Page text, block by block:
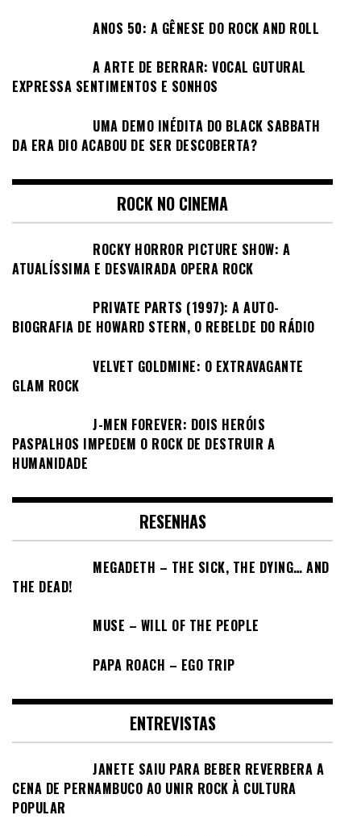
ANOS 50: A GÊNESE DO ROCK AND ROLL
A ARTE DE BERRAR: VOCAL GUTURAL
EXPRESSA SENTIMENTOS E SONHOS
UMA DEMO INÉDITA DO BLACK SABBATH
DA ERA DIO ACABOU DE SER DESCOBERTA?
ROCK NO CINEMA
ROCKY HORROR PICTURE SHOW: A
ATUALÍSSIMA E DESVAIRADA OPERA ROCK
PRIVATE PARTS (1997): A AUTO-
BIOGRAFIA DE HOWARD STERN, O REBELDE DO RÁDIO
VELVET GOLDMINE: O EXTRAVAGANTE
GLAM ROCK
J-MEN FOREVER: DOIS HERÓIS
PASPALHOS IMPEDEM O ROCK DE DESTRUIR A
HUMANIDADE
RESENHAS
MEGADETH – THE SICK, THE DYING… AND
THE DEAD!
MUSE – WILL OF THE PEOPLE
PAPA ROACH – EGO TRIP
ENTREVISTAS
JANETE SAIU PARA BEBER REVERBERA A
CENA DE PERNAMBUCO AO UNIR ROCK À CULTURA
POPULAR